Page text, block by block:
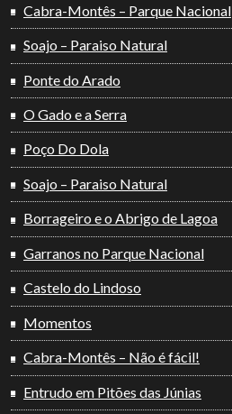
Cabra-Montês – Parque Nacional
Soajo – Paraiso Natural
Ponte do Arado
O Gado e a Serra
Poço Do Dola
Soajo – Paraiso Natural
Borrageiro e o Abrigo de Lagoa
Garranos no Parque Nacional
Castelo do Lindoso
Momentos
Cabra-Montês – Não é fácil!
Entrudo em Pitões das Júnias